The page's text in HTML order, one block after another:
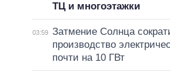
ТЦ и многоэтажки
03:59 Затмение Солнца
производство
почти на 10 ГВт